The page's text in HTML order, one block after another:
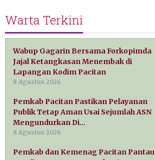
Warta Terkini
Wabup Gagarin Bersama Forkopimda
Jajal Ketangkasan Menembak di
Lapangan Kodim Pacitan
8 Agustus 2026
Pemkab Pacitan Pastikan Pelayanan
Publik Tetap Aman Usai Sejumlah ASN
Mengundurkan Di…
8 Agustus 2026
Pemkab dan Kemenag Pacitan Pantau